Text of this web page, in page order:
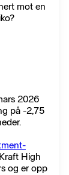
mot en
2026
på -2,75
Kraft High
og er opp